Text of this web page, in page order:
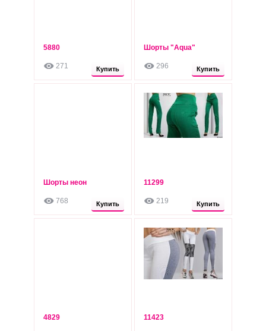
Опт: 220 грн
5880
271 Купить
265
Опт: 225 грн
Шорты "Aqua"
296 Купить
Опт: 235 грн
Шорты неон
768 Купить Опт: 230 грн
11299
219 Купить
4829 11423